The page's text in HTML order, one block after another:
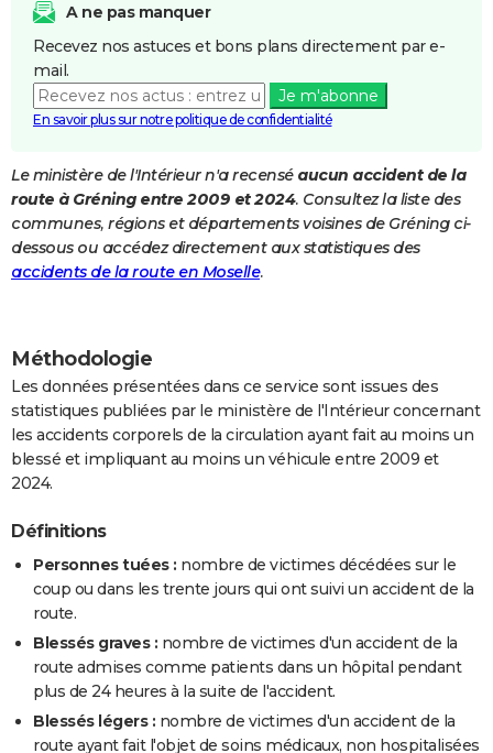
Destinations
City break
Voyage nature
Voyage de noces
Forum
Climat
PHOTO
GUIDES D'ACHAT
BONS PLANS
Carte de Noël
Carte Bonne année
Carte Saint-Valentin
Carte Pâques
Carte d'anniversaire
DICTIONNAIRE
Dictionnaire
Biographies
Citations
Expressions
Proverbes
PROGRAMME TV
FORUM
Bricolage
Television
A ne pas manquer
Recevez nos astuces et bons plans directement par e-
mail.
Je m'abonne
En savoir plus sur notre politique de confidentialité
Le ministère de l'Intérieur n'a recensé aucun accident de la
route à Gréning entre 2009 et 2024. Consultez la liste des
communes, régions et départements voisines de Gréning ci-
dessous ou accédez directement aux statistiques des
accidents de la route en Moselle.
Méthodologie
Les données présentées dans ce service sont issues des
statistiques publiées par le ministère de l'Intérieur concernant
les accidents corporels de la circulation ayant fait au moins un
blessé et impliquant au moins un véhicule entre 2009 et
2024.
Définitions
Personnes tuées : nombre de victimes décédées sur le
coup ou dans les trente jours qui ont suivi un accident de la
route.
Blessés graves : nombre de victimes d'un accident de la
route admises comme patients dans un hôpital pendant
plus de 24 heures à la suite de l'accident.
Blessés légers : nombre de victimes d'un accident de la
route ayant fait l'objet de soins médicaux, non hospitalisées